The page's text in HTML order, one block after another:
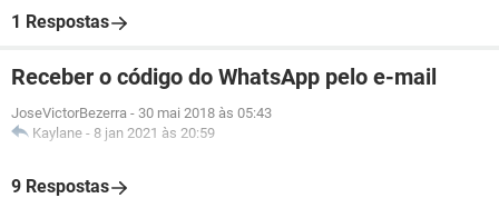
1 Respostas
Receber o código do WhatsApp pelo e-mail
JoseVictorBezerra - 30 mai 2018 às 05:43
Kaylane - 8 jan 2021 às 20:59
9 Respostas